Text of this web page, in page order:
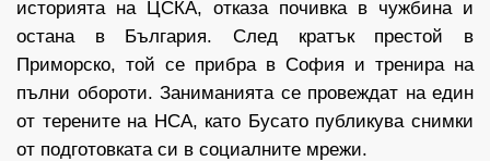
историята на ЦСКА, отказа почивка в чужбина и
остана в България. След кратък престой в
Приморско, той се прибра в София и тренира на
пълни обороти. Заниманията се провеждат на един
от терените на НСА, като Бусато публикува снимки
от подготовката си в социалните мрежи.